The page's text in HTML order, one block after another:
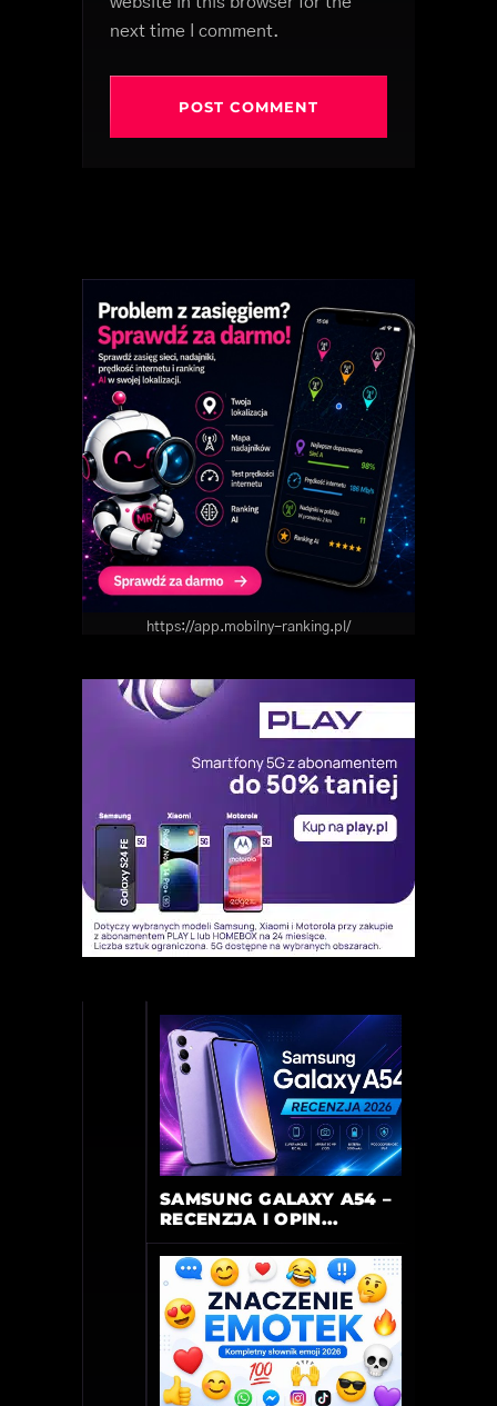
next time I comment.
https://app.mobilny-ranking.pl/
SAMSUNG GALAXY A54 –
RECENZJA I OPIN...